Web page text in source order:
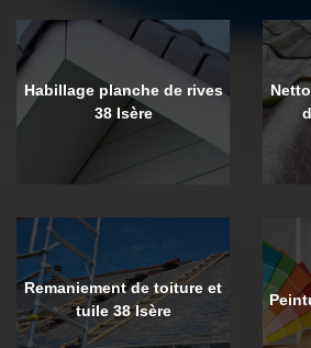
Habillage planche de rives
38 Isère
Remaniement de toiture et
tuile 38 Isère